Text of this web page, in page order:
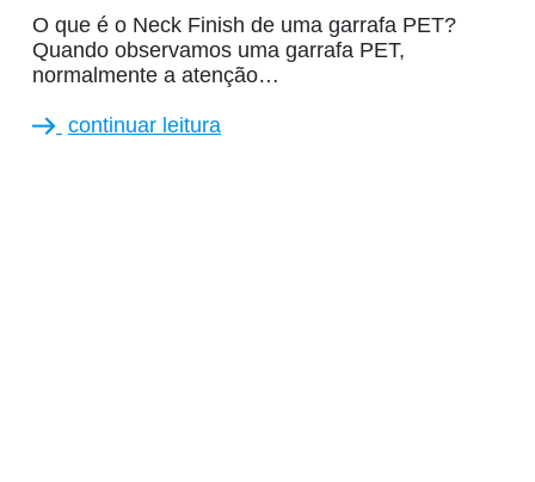
O que é o Neck Finish de uma garrafa PET?
Quando observamos uma garrafa PET,
normalmente a atenção…
continuar leitura